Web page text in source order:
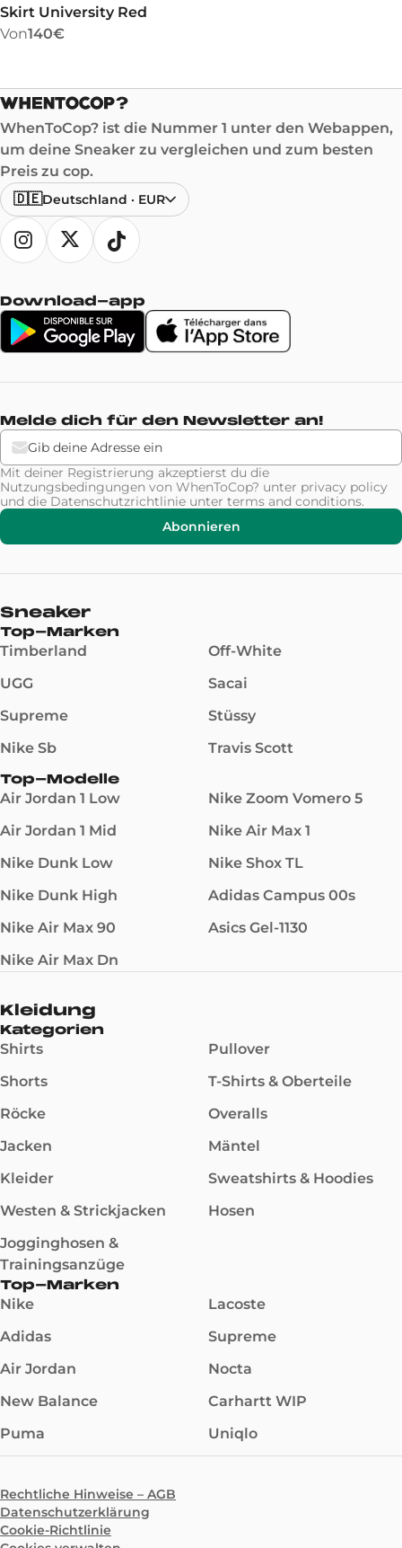
Skirt University Red
Von140€
WhenToCop? ist die Nummer 1 unter den Webappen,
um deine Sneaker zu vergleichen und zum besten
Preis zu cop.
🇩🇪Deutschland · EUR
Download-app
Melde dich für den Newsletter an!
Mit deiner Registrierung akzeptierst du die
Nutzungsbedingungen von WhenToCop? unter privacy policy
und die Datenschutzrichtlinie unter terms and conditions.
Abonnieren
Sneaker
Top-Marken
Timberland
UGG
Supreme
Nike Sb
Off-White
Sacai
Stüssy
Travis Scott
Top-Modelle
Air Jordan 1 Low
Air Jordan 1 Mid
Nike Dunk Low
Nike Dunk High
Nike Air Max 90
Nike Air Max Dn
Nike Zoom Vomero 5
Nike Air Max 1
Nike Shox TL
Adidas Campus 00s
Asics Gel-1130
Kleidung
Kategorien
Shirts
Shorts
Röcke
Jacken
Kleider
Westen & Strickjacken
Jogginghosen &
Trainingsanzüge
Pullover
T-Shirts & Oberteile
Overalls
Mäntel
Sweatshirts & Hoodies
Hosen
Top-Marken
Nike
Adidas
Air Jordan
New Balance
Puma
Lacoste
Supreme
Nocta
Carhartt WIP
Uniqlo
Rechtliche Hinweise – AGB
Datenschutzerklärung
Cookie-Richtlinie